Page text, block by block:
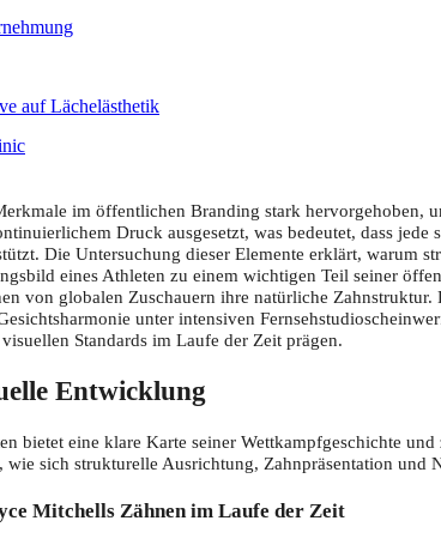
auf Lächelästhetik
im öffentlichen Branding stark hervorgehoben,
Druck ausgesetzt, was bedeutet, dass
Die Untersuchung dieser Elemente erklärt, warum
eines Athleten zu einem wichtigen Teil seiner
von globalen Zuschauern ihre natürliche
unter intensiven
Standards im Laufe der Zeit prägen.
Entwicklung
bietet eine klare Karte seiner Wettkampfgeschichte
sich strukturelle Ausrichtung, Zahnpräsentation
Mitchells Zähnen im Laufe der Zeit